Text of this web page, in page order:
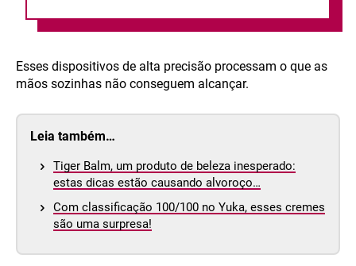
Esses dispositivos de alta precisão processam o que as
mãos sozinhas não conseguem alcançar.
Leia também…
Tiger Balm, um produto de beleza inesperado:
estas dicas estão causando alvoroço…
Com classificação 100/100 no Yuka, esses cremes
são uma surpresa!